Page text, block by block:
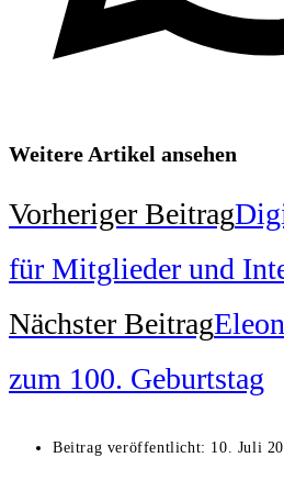
Weitere Artikel ansehen
Vorheriger Beitrag
für Mitglieder und
Nächster Beitrag
zum 100. Geburtstag
Beitrag veröffentlicht: 10. Juli